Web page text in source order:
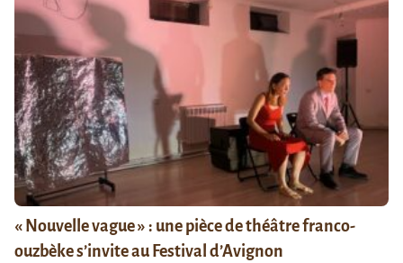
« Nouvelle vague » : une pièce de théâtre franco-
ouzbèke s’invite au Festival d’Avignon